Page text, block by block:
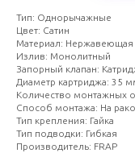
Тип: Однорычажные
Цвет: Сатин
Материал: Нержавеющая
Излив: Монолитный
Запорный клапан:
Диаметр картриджа: 35
Количество монтажных
Способ монтажа: На
Тип крепления: Гайка
Тип подводки: Гибкая
Производитель: FRAP